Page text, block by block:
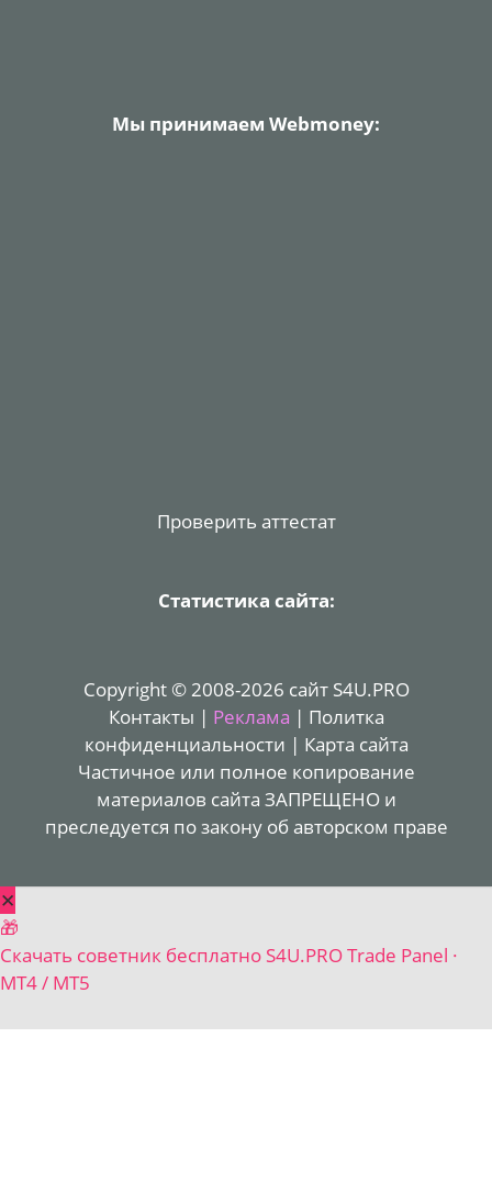
Мы принимаем Webmoney:
Проверить аттестат
Статистика сайта:
Copyright © 2008-2026 сайт S4U.PRO
Контакты | Реклама | Политка
конфиденциальности | Карта сайта
Частичное или полное копирование
материалов сайта ЗАПРЕЩЕНО и
преследуется по закону об авторском праве
✕
🎁
Скачать советник бесплатно S4U.PRO Trade Panel ·
MT4 / MT5